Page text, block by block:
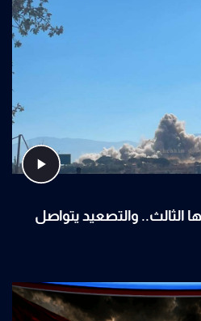
الثالث.. والتصعيد يتواصل